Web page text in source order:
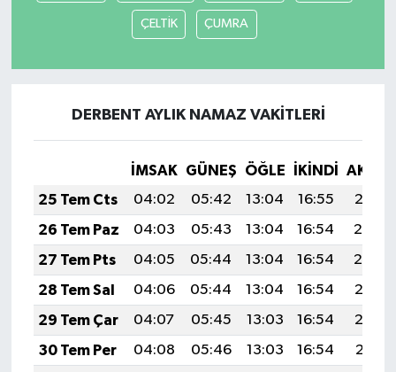
ÇELTİK ÇUMRA
DERBENT AYLIK NAMAZ VAKITLERI
İMSAK GÜNEŞ ÖĞLE İKINDI
25 Tem Cts
04:02 05:42 13:04 16:55
20:15
26 Tem Paz
04:03 05:43 13:04 16:54
20:14
27 Tem Pts
04:05 05:44 13:04 16:54
20:14
28 Tem Sal
04:06 05:44 13:04 16:54
20:13
29 Tem Çar
04:07 05:45 13:03 16:54
20:12
30 Tem Per
04:08 05:46 13:03 16:54
20:11